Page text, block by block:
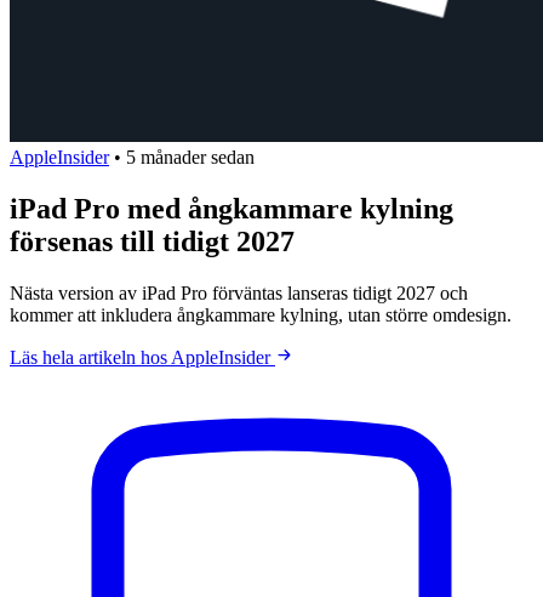
AppleInsider • 5 månader sedan
iPad Pro med ångkammare kylning
försenas till tidigt 2027
Nästa version av iPad Pro förväntas lanseras tidigt 2027 och
kommer att inkludera ångkammare kylning, utan större omdesign.
Läs hela artikeln hos AppleInsider